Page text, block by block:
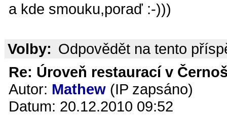
a kde smouku,poraď :-)))
Volby: Odpovědět na tento
Re: Úroveň restaurací v
Autor: Mathew (IP zapsáno)
Datum: 20.12.2010 09:52